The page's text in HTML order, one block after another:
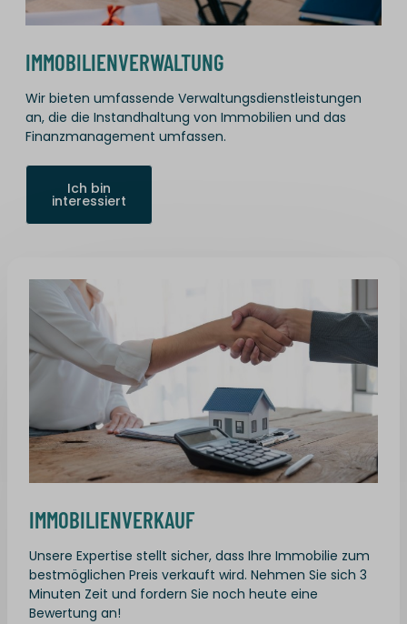
IMMOBILIENVERWALTUNG
Wir bieten umfassende Verwaltungsdienstleistungen
an, die die Instandhaltung von Immobilien und das
Finanzmanagement umfassen.
Ich bin
interessiert
IMMOBILIENVERKAUF
Unsere Expertise stellt sicher, dass Ihre Immobilie zum
bestmöglichen Preis verkauft wird. Nehmen Sie sich 3
Minuten Zeit und fordern Sie noch heute eine
Bewertung an!